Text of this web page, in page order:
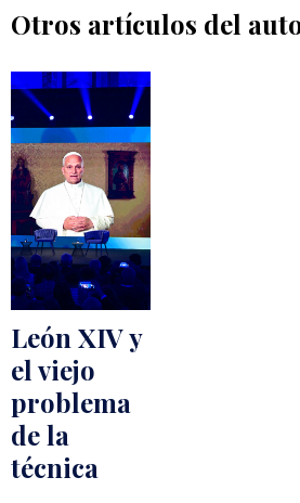
Otros artículos del
León XIV y
el viejo
problema
de la
técnica